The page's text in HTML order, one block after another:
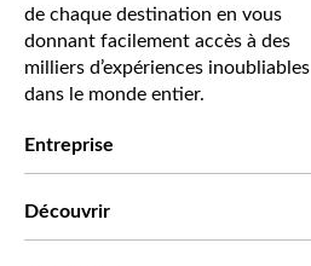
de chaque destination en vous
donnant facilement accès à des
milliers d’expériences inoubliables
dans le monde entier.
Entreprise
Découvrir